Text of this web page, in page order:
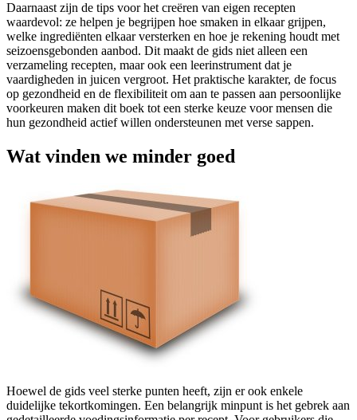
Daarnaast zijn de tips voor het creëren van eigen recepten
waardevol: ze helpen je begrijpen hoe smaken in elkaar grijpen,
welke ingrediënten elkaar versterken en hoe je rekening houdt met
seizoensgebonden aanbod. Dit maakt de gids niet alleen een
verzameling recepten, maar ook een leerinstrument dat je
vaardigheden in juicen vergroot. Het praktische karakter, de focus
op gezondheid en de flexibiliteit om aan te passen aan persoonlijke
voorkeuren maken dit boek tot een sterke keuze voor mensen die
hun gezondheid actief willen ondersteunen met verse sappen.
Wat vinden we minder goed
Hoewel de gids veel sterke punten heeft, zijn er ook enkele
duidelijke tekortkomingen. Een belangrijk minpunt is het gebrek aan